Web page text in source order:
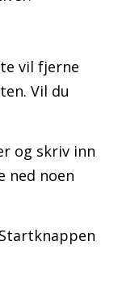
vil fjerne
Vil du
og skriv inn
ned noen